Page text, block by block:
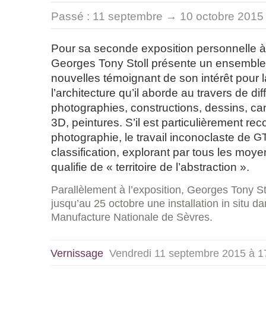
Passé : 11 septembre → 10 octobre 2015
Pour sa seconde exposition personnelle
Georges Tony Stoll présente un
nouvelles témoignant de son intérêt pour
l’architecture qu’il aborde au travers de
photographies, constructions, dessins,
3D, peintures. S’il est particulièrement
photographie, le travail inconoclaste de
classification, explorant par tous les
qualifie de « territoire de l’abstraction ».
Parallèlement à l’exposition, Georges Tony
jusqu’au 25 octobre une installation in situ
Manufacture Nationale de Sèvres.
Vernissage Vendredi 11 septembre 2015 à